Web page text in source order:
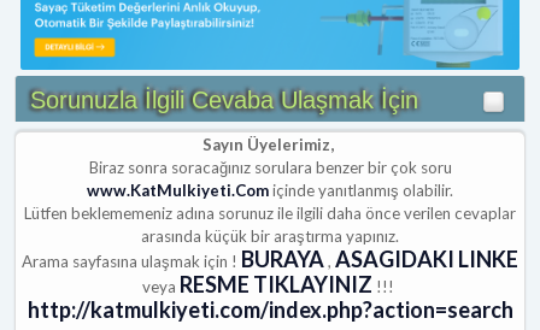
Sorunuzla İlgili Cevaba Ulaşmak İçin
Sayın Üyelerimiz,
Biraz sonra soracağınız sorulara benzer bir çok soru
www.KatMulkiyeti.Comiçinde yanıtlanmış olabilir.
Lütfen beklememeniz adına sorunuz ile ilgili daha önce verilen cevaplar
arasında küçük bir araştırma yapınız.
Arama sayfasına ulaşmak için ! BURAYA, ASAGIDAKI LINKE
veya RESME TIKLAYINIZ !!!
http://katmulkiyeti.com/index.php?action=search